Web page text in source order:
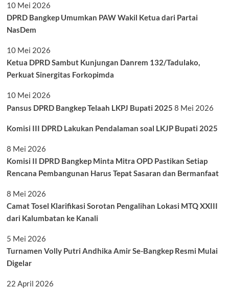
10 Mei 2026
DPRD Bangkep Umumkan PAW Wakil Ketua dari Partai
NasDem
10 Mei 2026
Ketua DPRD Sambut Kunjungan Danrem 132/Tadulako,
Perkuat Sinergitas Forkopimda
10 Mei 2026
Pansus DPRD Bangkep Telaah LKPJ Bupati 2025 8 Mei 2026
Komisi III DPRD Lakukan Pendalaman soal LKJP Bupati 2025
8 Mei 2026
Komisi II DPRD Bangkep Minta Mitra OPD Pastikan Setiap
Rencana Pembangunan Harus Tepat Sasaran dan Bermanfaat
8 Mei 2026
Camat Tosel Klarifikasi Sorotan Pengalihan Lokasi MTQ XXIII
dari Kalumbatan ke Kanali
5 Mei 2026
Turnamen Volly Putri Andhika Amir Se-Bangkep Resmi Mulai
Digelar
22 April 2026